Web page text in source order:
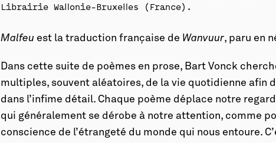
Librairie Wallonie-Bruxelles (France).
Malfeu est la traduction française de Wanvuur, paru en
Dans cette suite de poèmes en prose, Bart Vonck
multiples, souvent aléatoires, de la vie quotidienne afin
dans l’infime détail. Chaque poème déplace notre
qui généralement se dérobe à notre attention, comme
conscience de l’étrangeté du monde qui nous entoure.